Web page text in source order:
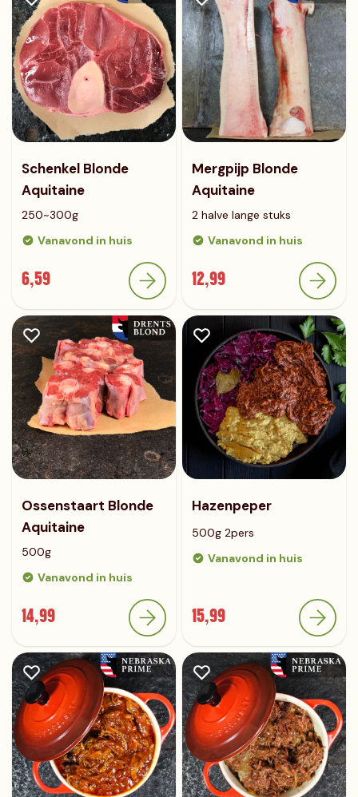
Schenkel Blonde
Aquitaine
250~300g
Vanavond in huis
6,59
Mergpijp Blonde
Aquitaine
2 halve lange stuks
Vanavond in huis
12,99
Ossenstaart Blonde
Aquitaine
500g
Vanavond in huis
14,99
Hazenpeper
500g 2pers
Vanavond in huis
15,99